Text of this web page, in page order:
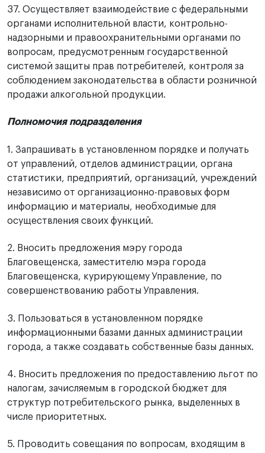
37. Осуществляет взаимодействие с федеральными
органами исполнительной власти, контрольно-
надзорными и правоохранительными органами по
вопросам, предусмотренным государственной
системой защиты прав потребителей, контроля за
соблюдением законодательства в области розничной
продажи алкогольной продукции.
Полномочия подразделения
1. Запрашивать в установленном порядке и получать
от управлений, отделов администрации, органа
статистики, предприятий, организаций, учреждений
независимо от организационно-правовых форм
информацию и материалы, необходимые для
осуществления своих функций.
2. Вносить предложения мэру города
Благовещенска, заместителю мэра города
Благовещенска, курирующему Управление, по
совершенствованию работы Управления.
3. Пользоваться в установленном порядке
информационными базами данных администрации
города, а также создавать собственные базы данных.
4. Вносить предложения по предоставлению льгот по
налогам, зачисляемым в городской бюджет для
структур потребительского рынка, выделенных в
числе приоритетных.
5. Проводить совещания по вопросам, входящим в